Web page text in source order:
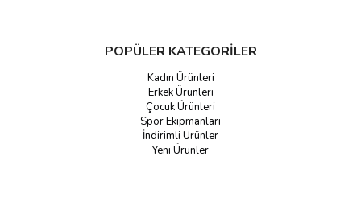
POPÜLER KATEGORİLER
Kadın Ürünleri
Erkek Ürünleri
Çocuk Ürünleri
Spor Ekipmanları
İndirimli Ürünler
Yeni Ürünler